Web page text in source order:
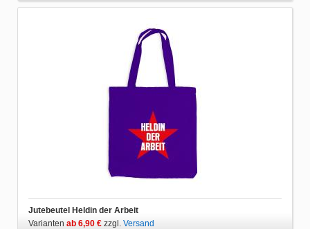
Jutebeutel Heldin der Arbeit
Varianten ab 6,90 € zzgl. Versand